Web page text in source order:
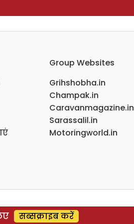
Group Websites
Grihshobha.in
Champak.in
Caravanmagazine.in
Sarassalil.in
Motoringworld.in
सब्सक्राइब करें